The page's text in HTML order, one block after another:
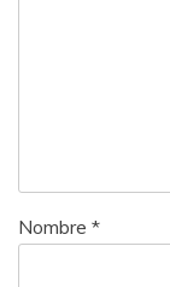
Nombre *